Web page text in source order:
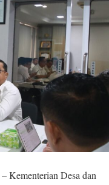
– Kementerian Desa dan